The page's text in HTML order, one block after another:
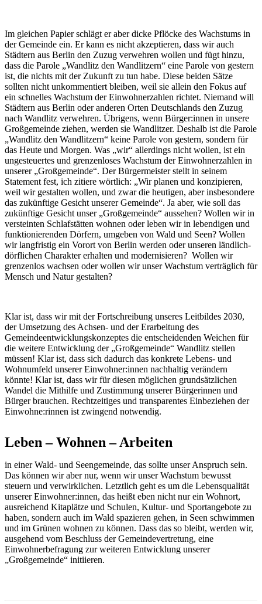
Im gleichen Papier schlägt er aber dicke Pflöcke des Wachstums in
der Gemeinde ein. Er kann es nicht akzeptieren, dass wir auch
Städtern aus Berlin den Zuzug verwehren wollen und fügt hinzu,
dass die Parole „Wandlitz den Wandlitzern“ eine Parole von gestern
ist, die nichts mit der Zukunft zu tun habe. Diese beiden Sätze
sollten nicht unkommentiert bleiben, weil sie allein den Fokus auf
ein schnelles Wachstum der Einwohnerzahlen richtet. Niemand will
Städtern aus Berlin oder anderen Orten Deutschlands den Zuzug
nach Wandlitz verwehren. Übrigens, wenn Bürger:innen in unsere
Großgemeinde ziehen, werden sie Wandlitzer. Deshalb ist die Parole
„Wandlitz den Wandlitzern“ keine Parole von gestern, sondern für
das Heute und Morgen. Was „wir“ allerdings nicht wollen, ist ein
ungesteuertes und grenzenloses Wachstum der Einwohnerzahlen in
unserer „Großgemeinde“. Der Bürgermeister stellt in seinem
Statement fest, ich zitiere wörtlich: „Wir planen und konzipieren,
weil wir gestalten wollen, und zwar die heutigen, aber insbesondere
das zukünftige Gesicht unserer Gemeinde“. Ja aber, wie soll das
zukünftige Gesicht unser „Großgemeinde“ aussehen? Wollen wir in
versteinten Schlafstätten wohnen oder leben wir in lebendigen und
funktionierenden Dörfern, umgeben von Wald und Seen? Wollen
wir langfristig ein Vorort von Berlin werden oder unseren ländlich-
dörflichen Charakter erhalten und modernisieren? Wollen wir
grenzenlos wachsen oder wollen wir unser Wachstum verträglich für
Mensch und Natur gestalten?
Klar ist, dass wir mit der Fortschreibung unseres Leitbildes 2030,
der Umsetzung des Achsen- und der Erarbeitung des
Gemeindeentwicklungskonzeptes die entscheidenden Weichen für
die weitere Entwicklung der „Großgemeinde“ Wandlitz stellen
müssen! Klar ist, dass sich dadurch das konkrete Lebens- und
Wohnumfeld unserer Einwohner:innen nachhaltig verändern
könnte! Klar ist, dass wir für diesen möglichen grundsätzlichen
Wandel die Mithilfe und Zustimmung unserer Bürgerinnen und
Bürger brauchen. Rechtzeitiges und transparentes Einbeziehen der
Einwohne:rinnen ist zwingend notwendig.
Leben – Wohnen – Arbeiten
in einer Wald- und Seengemeinde, das sollte unser Anspruch sein.
Das können wir aber nur, wenn wir unser Wachstum bewusst
steuern und verwirklichen. Letztlich geht es um die Lebensqualität
unserer Einwohner:innen, das heißt eben nicht nur ein Wohnort,
ausreichend Kitaplätze und Schulen, Kultur- und Sportangebote zu
haben, sondern auch im Wald spazieren gehen, in Seen schwimmen
und im Grünen wohnen zu können. Dass das so bleibt, werden wir,
ausgehend vom Beschluss der Gemeindevertretung, eine
Einwohnerbefragung zur weiteren Entwicklung unserer
„Großgemeinde“ initiieren.